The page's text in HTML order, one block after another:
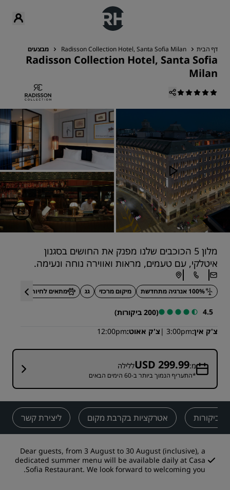
דף הבית Radisson Collection Hotel, Santa Sofia Milan מבצעים
Radisson Collection Hotel, Santa Sofia
Milan
מלון 5 הכוכבים שלנו מפנק את החושים בסגנון
איטלקי, עם טעמים, מראות ואווירה נוחה ונעימה.
100% אנרגיה מתחדשת מיקום מרכזי גג מתאים לחיות מחמד
4.5
(200 ביקורות)
צ'ק אין 3:00pm צ'ק אאוט 12:00pm
מ:USD 299.99ללילה
*התעריף הנמוך ביותר ב-60 הימים הבאים
ביקורות אטרקציות בקרבת מקום ליצירת קשר
Dear guests, from 3 August to 30 August (inclusive), a
dedicated summer menu will be available daily at Casa
Sofia Restaurant. We look forward to welcoming you.